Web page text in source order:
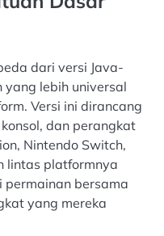
dari versi Java-
yang lebih universal
Versi ini dirancang
dan perangkat
Nintendo Switch,
lintas platformnya
bersama
yang mereka